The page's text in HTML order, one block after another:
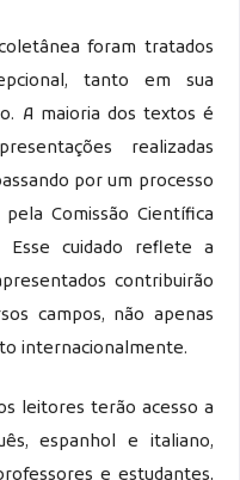
foram tratados
tanto em sua
A maioria dos textos é
realizadas
por um processo
Comissão Científica
cuidado reflete a
contribuirão
campos, não apenas
internacionalmente.
leitores terão acesso a
espanhol e italiano,